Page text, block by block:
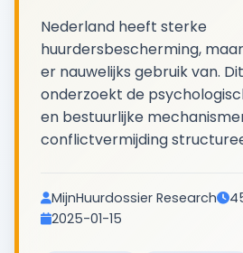
Nederland heeft sterke
huurdersbescherming,
er nauwelijks gebruik van.
onderzoekt de
en bestuurlijke
conflictvermijding
MijnHuurdossier Research
2025-01-15